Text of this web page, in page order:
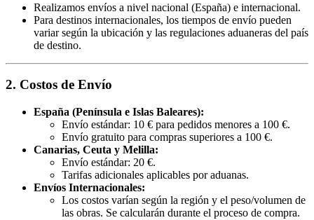
Realizamos envíos a nivel nacional (España) e internacional.
Para destinos internacionales, los tiempos de envío pueden
variar según la ubicación y las regulaciones aduaneras del país
de destino.
2. Costos de Envío
España (Península e Islas Baleares):
Envío estándar: 10 € para pedidos menores a 100 €.
Envío gratuito para compras superiores a 100 €.
Canarias, Ceuta y Melilla:
Envío estándar: 20 €.
Tarifas adicionales aplicables por aduanas.
Envíos Internacionales:
Los costos varían según la región y el peso/volumen de
las obras. Se calcularán durante el proceso de compra.